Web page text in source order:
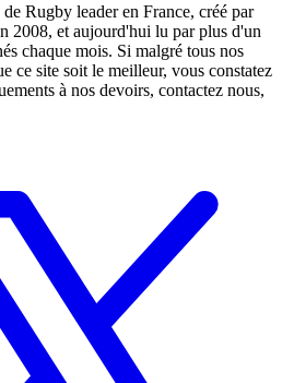
Rugby leader en France, créé par
2008, et aujourd'hui lu par plus d'un
chaque mois. Si malgré tous nos
ce site soit le meilleur, vous constatez
à nos devoirs, contactez nous,